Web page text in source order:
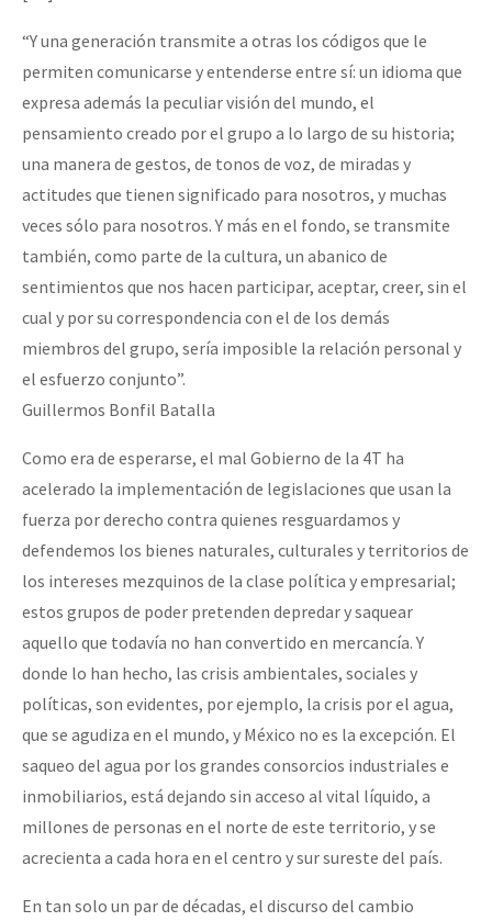
La Sexta
AutonomÍa y Resistencia
Migración
Presos
Mujeres
Niñxs
ETIQUETAS
Fotorreportaje
Video
Otras secciones
Semillero Guerra contra la Humanidad. (Las poblaciones y
la naturaleza bajo asedio)
Libros para descargar
Medios Libres
COVID-19
Eventos
Dia 1: Encontro “Guerra contra a Humanidade”
Se o México sabe, que o mundo saiba! Nossas lutas pela
[25 abr – CDMX] Tokín por el CNI: 30 años de Resistencia y
“Y una generación transmite a otras los códigos que le
permiten comunicarse y entenderse entre sí: un idioma que
expresa además la peculiar visión del mundo, el
pensamiento creado por el grupo a lo largo de su historia;
una manera de gestos, de tonos de voz, de miradas y
actitudes que tienen significado para nosotros, y muchas
veces sólo para nosotros. Y más en el fondo, se transmite
también, como parte de la cultura, un abanico de
sentimientos que nos hacen participar, aceptar, creer, sin el
cual y por su correspondencia con el de los demás
miembros del grupo, sería imposible la relación personal y
el esfuerzo conjunto”.
Guillermos Bonfil Batalla
Como era de esperarse, el mal Gobierno de la 4T ha
acelerado la implementación de legislaciones que usan la
fuerza por derecho contra quienes resguardamos y
defendemos los bienes naturales, culturales y territorios de
los intereses mezquinos de la clase política y empresarial;
estos grupos de poder pretenden depredar y saquear
aquello que todavía no han convertido en mercancía. Y
donde lo han hecho, las crisis ambientales, sociales y
políticas, son evidentes, por ejemplo, la crisis por el agua,
que se agudiza en el mundo, y México no es la excepción. El
saqueo del agua por los grandes consorcios industriales e
inmobiliarios, está dejando sin acceso al vital líquido, a
millones de personas en el norte de este territorio, y se
acrecienta a cada hora en el centro y sur sureste del país.
En tan solo un par de décadas, el discurso del cambio